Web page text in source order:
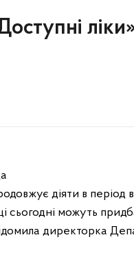
діяти в період
сьогодні можуть
директорка